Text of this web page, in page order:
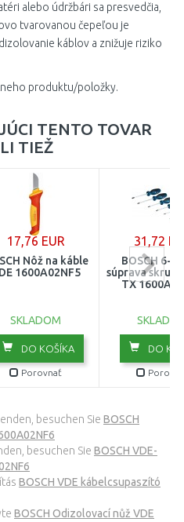
alebo údržbári sa presvedčia,
tvarovanou čepeľou je
káblov a znižuje riziko
produktu/položky.
TENTO TOVAR
TIEŽ
17,76 EUR
Nôž na káble
1600A02NF5
SKLADOM
DO KOŠÍKA
Porovnať
31,72
BOSCH 6-
súprava
TX
DO
besuchen Sie BOSCH
besuchen Sie BOSCH VDE-
BOSCH VDE kábelcsupaszító
BOSCH Odizolovací nůž VDE